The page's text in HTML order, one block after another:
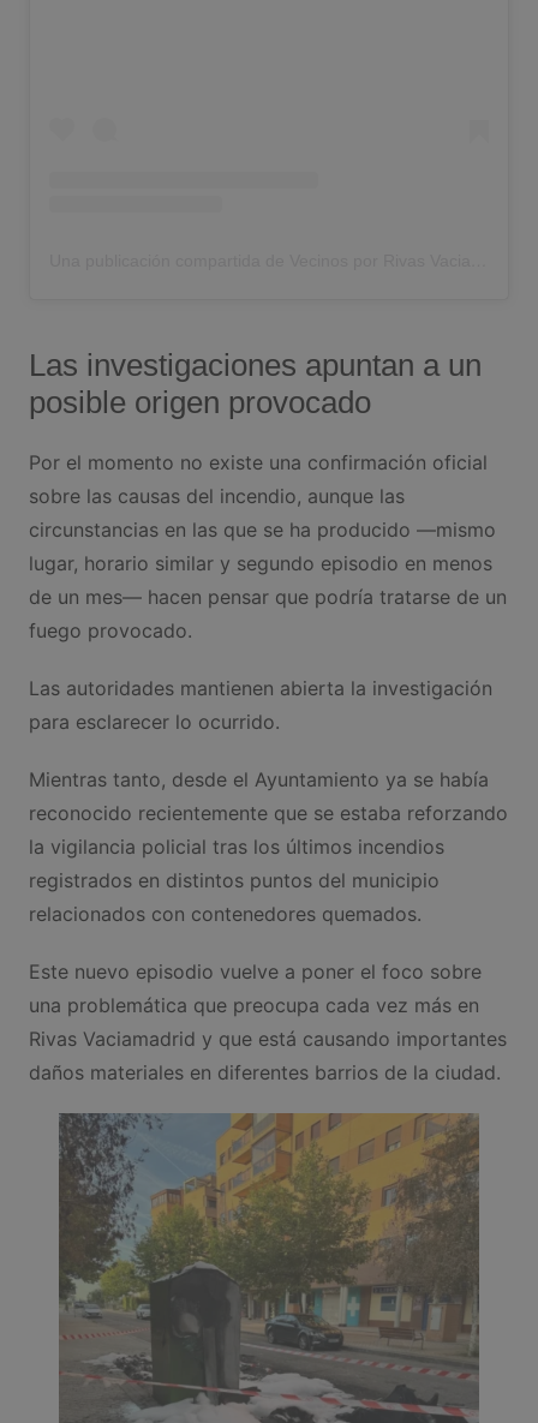
Las investigaciones apuntan a un
posible origen provocado
Por el momento no existe una confirmación oficial
sobre las causas del incendio, aunque las
circunstancias en las que se ha producido —mismo
lugar, horario similar y segundo episodio en menos
de un mes— hacen pensar que podría tratarse de un
fuego provocado.
Las autoridades mantienen abierta la investigación
para esclarecer lo ocurrido.
Mientras tanto, desde el Ayuntamiento ya se había
reconocido recientemente que se estaba reforzando
la vigilancia policial tras los últimos incendios
registrados en distintos puntos del municipio
relacionados con contenedores quemados.
Este nuevo episodio vuelve a poner el foco sobre
una problemática que preocupa cada vez más en
Rivas Vaciamadrid y que está causando importantes
daños materiales en diferentes barrios de la ciudad.